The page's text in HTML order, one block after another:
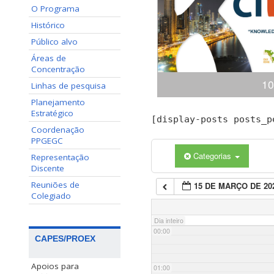
O Programa
Histórico
Público alvo
Áreas de
Concentração
Linhas de pesquisa
Planejamento
Estratégico
Coordenação
PPGEGC
Representação
Discente
Reuniões de
Colegiado
CAPES/PROEX
Apoios para
Congresso Internacional
(ciKi) A 10ª edição do
Conhecimento e
dias 19 e 20 de
Conhecimento,
[display-posts
Categorias
15 DE MARÇO DE
Dia inteiro
00:00
01:00